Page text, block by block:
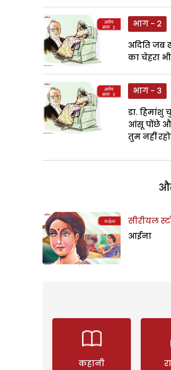
भाग - 2
अदिति जब
का चेहरा
भाग - 3
डा. हिमांशु
आंसू पोंछे
तुम नहीं
सीरीयल
आईना
कहानी